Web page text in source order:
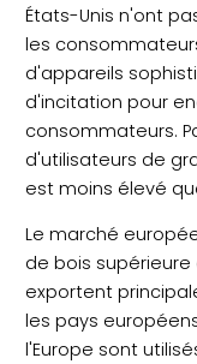
États-Unis n'ont
les
d'appareils
d'incitation pour
consommateurs.
d'utilisateurs de
est moins élevé
Le marché
de bois supérieure
exportent
les pays
l'Europe sont